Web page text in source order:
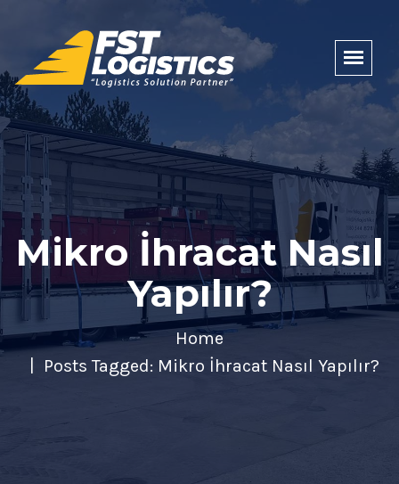
Mikro İhracat Nasıl
Yapılır?
Home
Posts Tagged: Mikro İhracat Nasıl Yapılır?